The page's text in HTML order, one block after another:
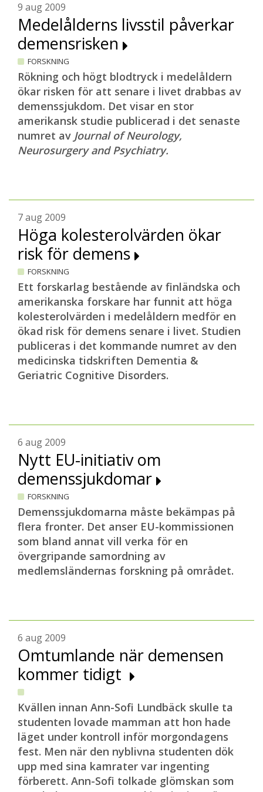
9 aug 2009
Medelålderns livsstil påverkar
demensrisken
FORSKNING
Rökning och högt blodtryck i medelåldern
ökar risken för att senare i livet drabbas av
demenssjukdom. Det visar en stor
amerikansk studie publicerad i det senaste
numret av Journal of Neurology,
Neurosurgery and Psychiatry.
7 aug 2009
Höga kolesterolvärden ökar
risk för demens
FORSKNING
Ett forskarlag bestående av finländska och
amerikanska forskare har funnit att höga
kolesterolvärden i medelåldern medför en
ökad risk för demens senare i livet. Studien
publiceras i det kommande numret av den
medicinska tidskriften Dementia &
Geriatric Cognitive Disorders.
6 aug 2009
Nytt EU-initiativ om
demenssjukdomar
FORSKNING
Demenssjukdomarna måste bekämpas på
flera fronter. Det anser EU-kommissionen
som bland annat vill verka för en
övergripande samordning av
medlemsländernas forskning på området.
6 aug 2009
Omtumlande när demensen
kommer tidigt
Kvällen innan Ann-Sofi Lundbäck skulle ta
studenten lovade mamman att hon hade
läget under kontroll inför morgondagens
fest. Men när den nyblivna studenten dök
upp med sina kamrater var ingenting
förberett. Ann-Sofi tolkade glömskan som